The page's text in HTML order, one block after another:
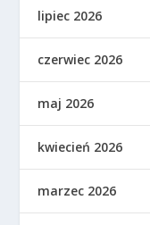
lipiec 2026
czerwiec 2026
maj 2026
kwiecień 2026
marzec 2026